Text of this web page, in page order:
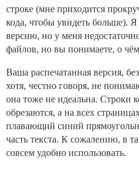
// Продолжать
        do {
if
                intro();
            }
            drawCards();
int betAmount
playersCard =
if
строке (мне приходится
кода, чтобы увидеть больше).
версию, но у меня
файлов, но вы понимаете, о
Ваша распечатанная версия,
хотя, честно говоря, не
она тоже не идеальна. Строки
обрезаются, а на всех
плавающий синий
часть текста. К сожалению, в
совсем удобно использовать.